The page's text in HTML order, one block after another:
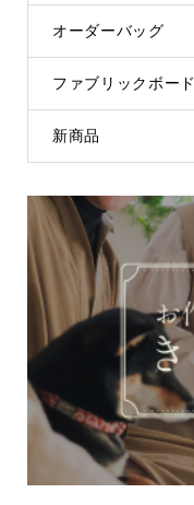
オーダーバッグ
ファブリックボード
新商品